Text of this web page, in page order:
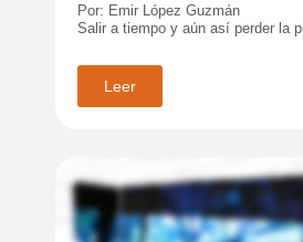
Por: Emir López Guzmán
Salir a tiempo y aún así perder la
Leer